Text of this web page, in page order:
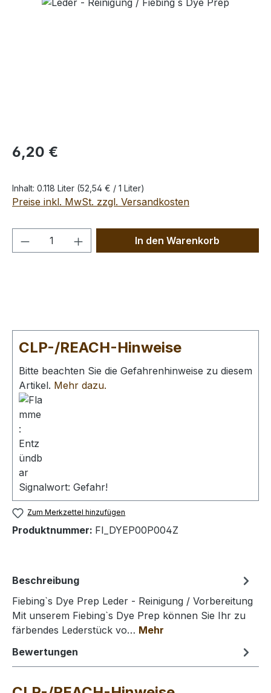
Regulärer Preis:
6,20 €
Inhalt: 0.118 Liter (52,54 € / 1 Liter)
Preise inkl. MwSt. zzgl. Versandkosten
Produkt Anzahl: Gib denIn den Warenkorb
CLP-/REACH-Hinweise
Bitte beachten Sie die Gefahrenhinweise zu diesem
Artikel. Mehr dazu.
Signalwort: Gefahr!
Zum Merkzettel hinzufügen
Produktnummer: FI_DYEP00P004Z
Beschreibung
Fiebing`s Dye Prep Leder - Reinigung / Vorbereitung
Mit unserem Fiebing`s Dye Prep können Sie Ihr zu
färbendes Lederstück vo… Mehr
Bewertungen